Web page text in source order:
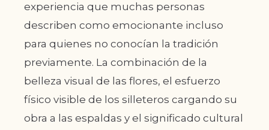
experiencia que muchas personas
describen como emocionante incluso
para quienes no conocían la tradición
previamente. La combinación de la
belleza visual de las flores, el esfuerzo
físico visible de los silleteros cargando su
obra a las espaldas y el significado cultural